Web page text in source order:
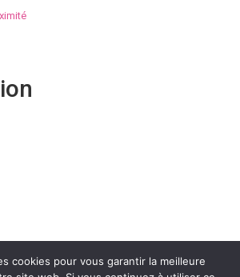
cookies pour vous garantir la meilleure